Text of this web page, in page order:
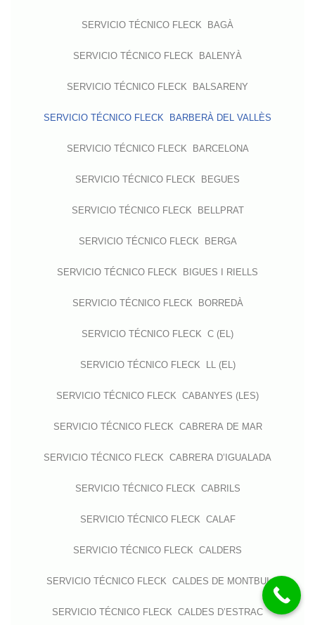
SERVICIO TÉCNICO FLECK BAGÀ
SERVICIO TÉCNICO FLECK BALENYÀ
SERVICIO TÉCNICO FLECK BALSARENY
SERVICIO TÉCNICO FLECK BARBERÀ DEL VALLÈS
SERVICIO TÉCNICO FLECK BARCELONA
SERVICIO TÉCNICO FLECK BEGUES
SERVICIO TÉCNICO FLECK BELLPRAT
SERVICIO TÉCNICO FLECK BERGA
SERVICIO TÉCNICO FLECK BIGUES I RIELLS
SERVICIO TÉCNICO FLECK BORREDÀ
SERVICIO TÉCNICO FLECK C (EL)
SERVICIO TÉCNICO FLECK LL (EL)
SERVICIO TÉCNICO FLECK CABANYES (LES)
SERVICIO TÉCNICO FLECK CABRERA DE MAR
SERVICIO TÉCNICO FLECK CABRERA D’IGUALADA
SERVICIO TÉCNICO FLECK CABRILS
SERVICIO TÉCNICO FLECK CALAF
SERVICIO TÉCNICO FLECK CALDERS
SERVICIO TÉCNICO FLECK CALDES DE MONTBUI
SERVICIO TÉCNICO FLECK CALDES D’ESTRAC